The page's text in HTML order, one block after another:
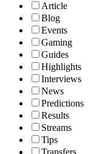
Article
Blog
Events
Gaming
Guides
Highlights
Interviews
News
Predictions
Results
Streams
Tips